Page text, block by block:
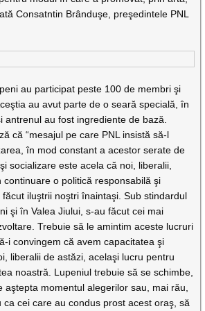
Consatntin Brânduşe, preşedintele PNL
au participat peste 100 de membri şi
au avut parte de o seară specială, în
antrenul au fost ingrediente de bază.
că “mesajul pe care PNL insistă să-l
în mod constant a acestor serate de
socializare este acela că noi, liberalii,
o politică responsabilă şi
iluştrii noştri înaintaşi. Sub stindardul
şi în Valea Jiului, s-au făcut cei mai
Trebuie să le amintim aceste lucruri
i convingem că avem capacitatea şi
liberalii de astăzi, acelaşi lucru pentru
noastră. Lupeniul trebuie să se schimbe,
aştepta momentul alegerilor sau, mai rău,
ca cei care au condus prost acest oraş, să